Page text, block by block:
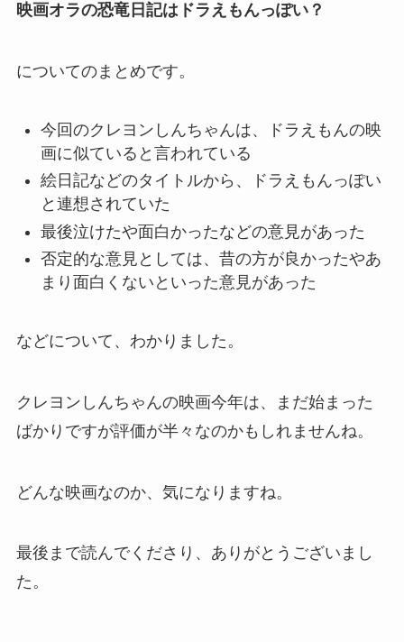
映画オラの恐竜日記はドラえもんっぽい？
についてのまとめです。
今回のクレヨンしんちゃんは、ドラえもんの映
画に似ていると言われている
絵日記などのタイトルから、ドラえもんっぽい
と連想されていた
最後泣けたや面白かったなどの意見があった
否定的な意見としては、昔の方が良かったやあ
まり面白くないといった意見があった
などについて、わかりました。
クレヨンしんちゃんの映画今年は、まだ始まった
ばかりですが評価が半々なのかもしれませんね。
どんな映画なのか、気になりますね。
最後まで読んでくださり、ありがとうございまし
た。